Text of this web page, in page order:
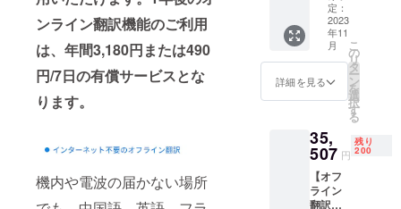
ンライン翻訳機能のご利用
は、年間3,180円または490
円/7日の有償サービスとな
ります。
機内や電波の届かない場所
後、永
続的に
有効に
なりま
す。
ラップ
25cm×
3 日本
語取扱
説明書
×3 ※2色
ます。
u」×2
定価：
34,016
円（税
込） ※
送料無
料（日
内容
物： AI
音声翻
訳機
「Senof
定：
2023
年11
月
詳細を見る
こ
の
リ
タ
ー
ン
を
選
択
す
る
35,
507 円
残り
200
【オフ
ライン
翻訳機